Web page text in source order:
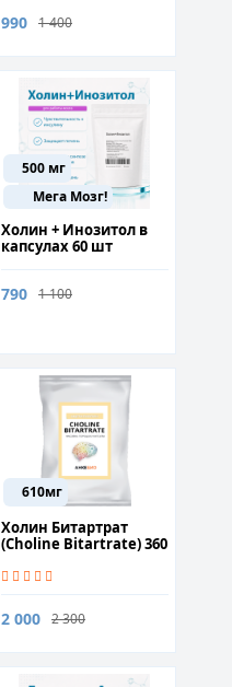
990 1 400
500 мг
Мега Мозг!
Холин + Инозитол в
капсулах 60 шт
790 1 100
610мг
Холин Битартрат
(Choline Bitartrate) 360
2 000 2 300